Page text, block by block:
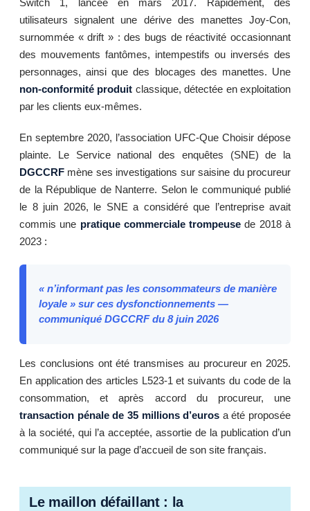
Switch 1, lancée en mars 2017. Rapidement, des
utilisateurs signalent une dérive des manettes Joy-Con,
surnommée « drift » : des bugs de réactivité occasionnant
des mouvements fantômes, intempestifs ou inversés des
personnages, ainsi que des blocages des manettes. Une
non-conformité produit classique, détectée en exploitation
par les clients eux-mêmes.
En septembre 2020, l’association UFC-Que Choisir dépose
plainte. Le Service national des enquêtes (SNE) de la
DGCCRF mène ses investigations sur saisine du procureur
de la République de Nanterre. Selon le communiqué publié
le 8 juin 2026, le SNE a considéré que l’entreprise avait
commis une pratique commerciale trompeuse de 2018 à
2023 :
« n’informant pas les consommateurs de manière
loyale » sur ces dysfonctionnements —
communiqué DGCCRF du 8 juin 2026
Les conclusions ont été transmises au procureur en 2025.
En application des articles L523-1 et suivants du code de la
consommation, et après accord du procureur, une
transaction pénale de 35 millions d’euros a été proposée
à la société, qui l’a acceptée, assortie de la publication d’un
communiqué sur la page d’accueil de son site français.
Le maillon défaillant : la